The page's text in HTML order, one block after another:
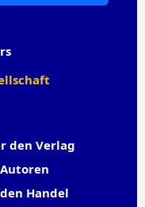
den Verlag
Handel